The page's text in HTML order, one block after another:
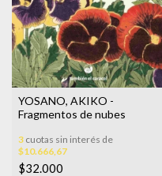
YOSANO, AKIKO -
Fragmentos de nubes
3 cuotas sin interés de
$10.666,67
$32.000